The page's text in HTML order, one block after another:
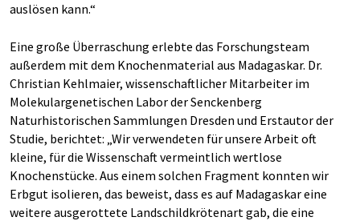
auslösen kann.“
Eine große Überraschung erlebte das Forschungsteam
außerdem mit dem Knochenmaterial aus Madagaskar. Dr.
Christian Kehlmaier, wissenschaftlicher Mitarbeiter im
Molekulargenetischen Labor der Senckenberg
Naturhistorischen Sammlungen Dresden und Erstautor der
Studie, berichtet: „Wir verwendeten für unsere Arbeit oft
kleine, für die Wissenschaft vermeintlich wertlose
Knochenstücke. Aus einem solchen Fragment konnten wir
Erbgut isolieren, das beweist, dass es auf Madagaskar eine
weitere ausgerottete Landschildkrötenart gab, die eine